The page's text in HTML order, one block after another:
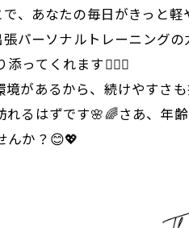
、あなたの毎日がきっと
張パーソナルトレーニング
ってくれます🏋️‍♀️💓
境があるから、続けやすさ
るはずです🌸🌈さあ、年
んか？😊💖